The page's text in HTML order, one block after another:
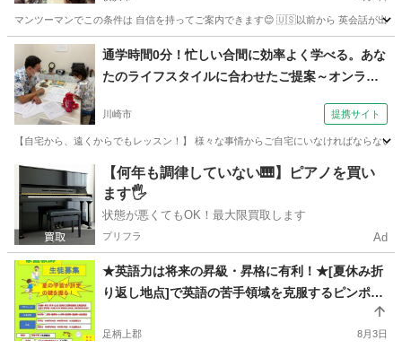
マンツーマンでこの条件は 自信を持ってご案内できます😊 🇺🇸以前から 英会話が出
神奈川 横浜市 英会話 英会話レッスン
通学時間0分！忙しい合間に効率よく学べる。あな
たのライフスタイルに合わせたご提案～オンライ
校）
川崎市 提携サイト
【自宅から、遠くからでもレッスン！】 様々な事情からご自宅にいなければならな
神奈川 英会話
【何年も調律していない🎹】ピアノを買い
ます🖐️
状態が悪くてもOK！最大限買取します
プリフラ Ad
★英語力は将来の昇級・昇格に有利！★[夏休み折
り返し地点]で英語の苦手領域を克服するピンポイ
で“分かる”まで丁寧にサポートします 月4回8,000
足柄上郡 8月3日